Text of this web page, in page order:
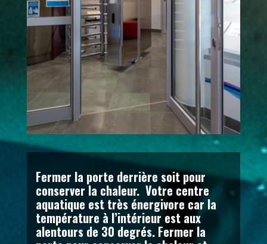
Fermer la porte derrière soit pour
conserver la chaleur. Votre centre
aquatique est très énergivore car la
température à l’intérieur est aux
alentours de 30 degrés. Fermer la